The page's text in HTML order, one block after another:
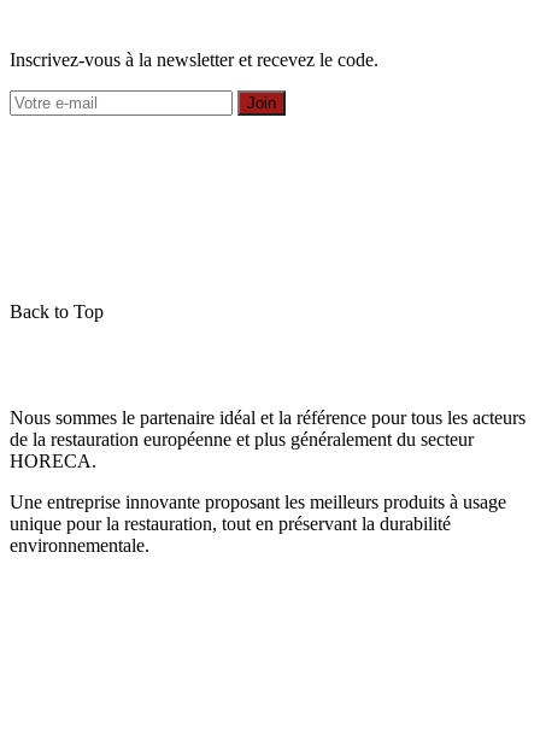
Inscrivez-vous à la newsletter et recevez le code.
Join
Back to Top
Nous sommes le partenaire idéal et la référence pour tous les acteurs
de la restauration européenne et plus généralement du secteur
HORECA.
Une entreprise innovante proposant les meilleurs produits à usage
unique pour la restauration, tout en préservant la durabilité
environnementale.